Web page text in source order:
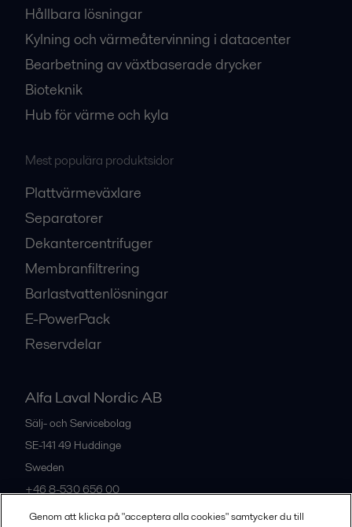
Hållbara lösningar
Kylning och värmeåtervinning i datacenter
Bearbetning av växtbaserade drycker
Bioteknik
Hub för värme och kyla
Mest populära produktsidor
Plattvärmeväxlare
Separatorer
Dekantercentrifuger
Membranfiltrering
Barlastvattenlösningar
E-PowerPack
Reservdelar
Alfa Laval Nordic AB
Sälj- och Servicebolag
SE-141 49 Huddinge
Sweden
+46 8-530 656 00
Genom att klicka på "acceptera alla cookies" samtycker du till